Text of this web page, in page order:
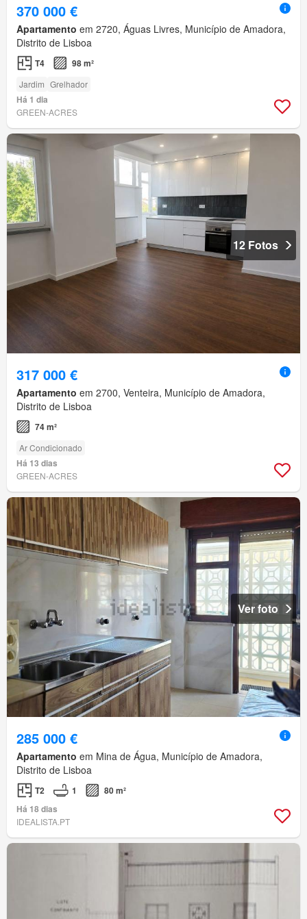
370 000 €
Apartamento em 2720, Águas Livres, Município de Amadora,
Distrito de Lisboa
T4 98 m²
Jardim Grelhador
Há 1 dia
GREEN-ACRES
12 Fotos
317 000 €
Apartamento em 2700, Venteira, Município de Amadora,
Distrito de Lisboa
74 m²
Ar Condicionado
Há 13 dias
GREEN-ACRES
Ver foto
285 000 €
Apartamento em Mina de Água, Município de Amadora,
Distrito de Lisboa
T2 1
80 m²
Há 18 dias
IDEALISTA.PT